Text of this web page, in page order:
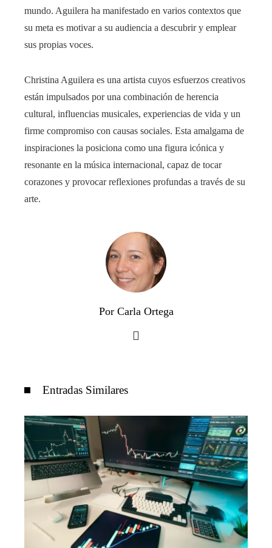
mundo. Aguilera ha manifestado en varios contextos que
su meta es motivar a su audiencia a descubrir y emplear
sus propias voces.
Christina Aguilera es una artista cuyos esfuerzos creativos
están impulsados por una combinación de herencia
cultural, influencias musicales, experiencias de vida y un
firme compromiso con causas sociales. Esta amalgama de
inspiraciones la posiciona como una figura icónica y
resonante en la música internacional, capaz de tocar
corazones y provocar reflexiones profundas a través de su
arte.
Por Carla Ortega
Entradas Similares